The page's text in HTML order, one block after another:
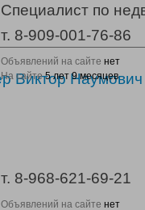
Специалист по
т. 8-909-001-76-86
Объявлений на сайте нет
На сайте5 лет 9 месяцев
т. 8-968-621-69-21
Объявлений на сайте нет